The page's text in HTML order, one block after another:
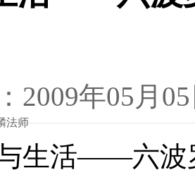
2009年05月
法师
活——六波